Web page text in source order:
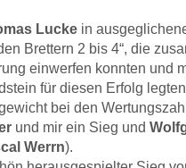
Lucke in
Brettern 2 bis 4“, die
einwerfen konnten und
für diesen Erfolg
bei den
und mir ein Sieg und
Werrn).